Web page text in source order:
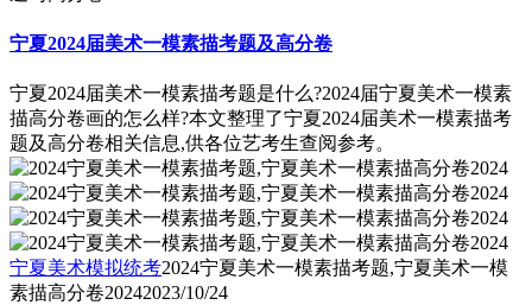
宁夏2024届美术一模素描考题及高分卷
宁夏2024届美术一模素描考题是什么?2024届宁夏美术一模素
描高分卷画的怎么样?本文整理了宁夏2024届美术一模素描考
题及高分卷相关信息,供各位艺考生查阅参考。
宁夏美术模拟统考2024宁夏美术一模素描考题,宁夏美术一模
素描高分卷20242023/10/24